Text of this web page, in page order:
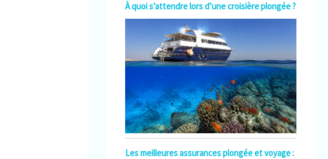
À quoi s’attendre lors d’une croisière plongée ?
Les meilleures assurances plongée et voyage :